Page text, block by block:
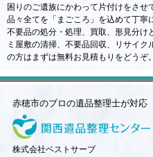
困りのご遺族にかわって片付けをさせ
品々全てを「まごころ」を込めて丁寧
不要品の処分・処理、買取、形見分け
ミ屋敷の清掃、不要品回収、リサイク
の方はまずは無料お見積もりをどうぞ。
赤穂市のプロの遺品整理士が対応
株式会社ベストサーブ